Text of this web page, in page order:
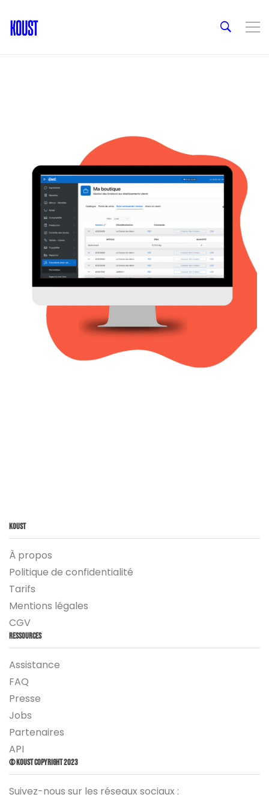
Koust
À propos
Politique de confidentialité
Tarifs
Mentions légales
CGV
Ressources
Assistance
FAQ
Presse
Jobs
Partenaires
API
© Koust Copyright 2023
Suivez-nous sur les réseaux sociaux :